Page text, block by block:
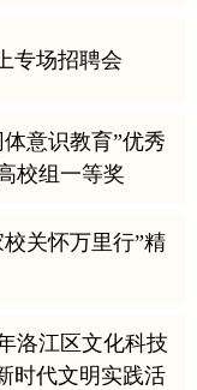
专场招聘会
意识教育”优秀
校组一等奖
关怀万里行”精
洛江区文化科技
时代文明实践活